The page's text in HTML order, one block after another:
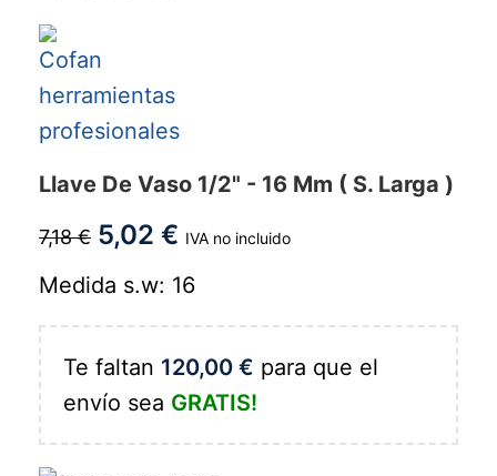
Llave De Vaso 1/2" - 16 Mm ( S. Larga )
7,18€ 5,02 € IVA no incluido
Medida s.w: 16
Te faltan 120,00 € para que el
envío sea GRATIS!